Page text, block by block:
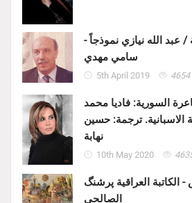
عبد الله نيازي نموذجاً -
سامي مهدي
5th April 2019 4654
السورية: فاديا محمد
الاسبانية. ترجمة: حسين
نهابة
10th May 2020
- الكاتبة العراقية پرشنگ
الصالحي